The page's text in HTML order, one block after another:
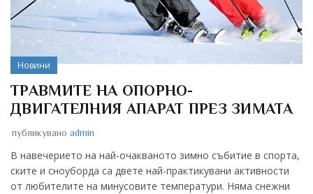
Новини
ТРАВМИТЕ НА ОПОРНО-
ДВИГАТЕЛНИЯ АПАРАТ ПРЕЗ ЗИМАТА
публикувано admin
В навечерието на най-очакваното зимно събитие в спорта,
ските и сноуборда са двете най-практикувани активности
от любителите на минусовите температури. Няма снежни